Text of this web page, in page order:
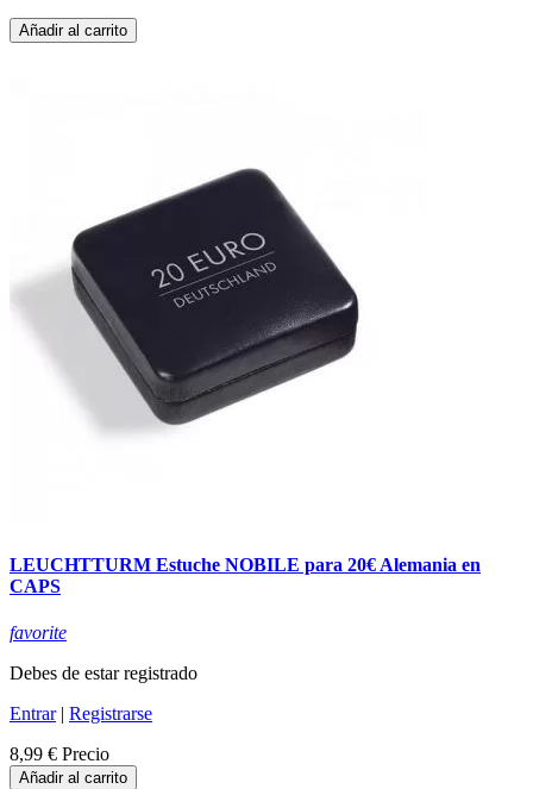
Añadir al carrito
LEUCHTTURM Estuche NOBILE para 20€ Alemania en
CAPS
favorite
Debes de estar registrado
Entrar| Registrarse
8,99 € Precio
Añadir al carrito